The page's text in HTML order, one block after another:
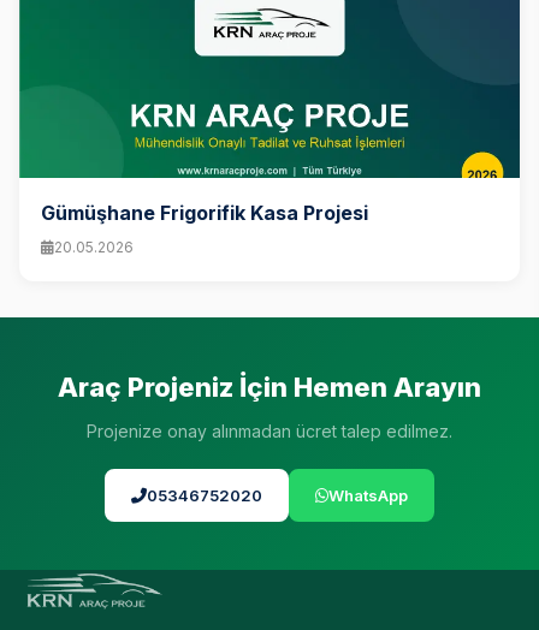
Gümüşhane Frigorifik Kasa Projesi
20.05.2026
Araç Projeniz İçin Hemen Arayın
Projenize onay alınmadan ücret talep edilmez.
05346752020 WhatsApp